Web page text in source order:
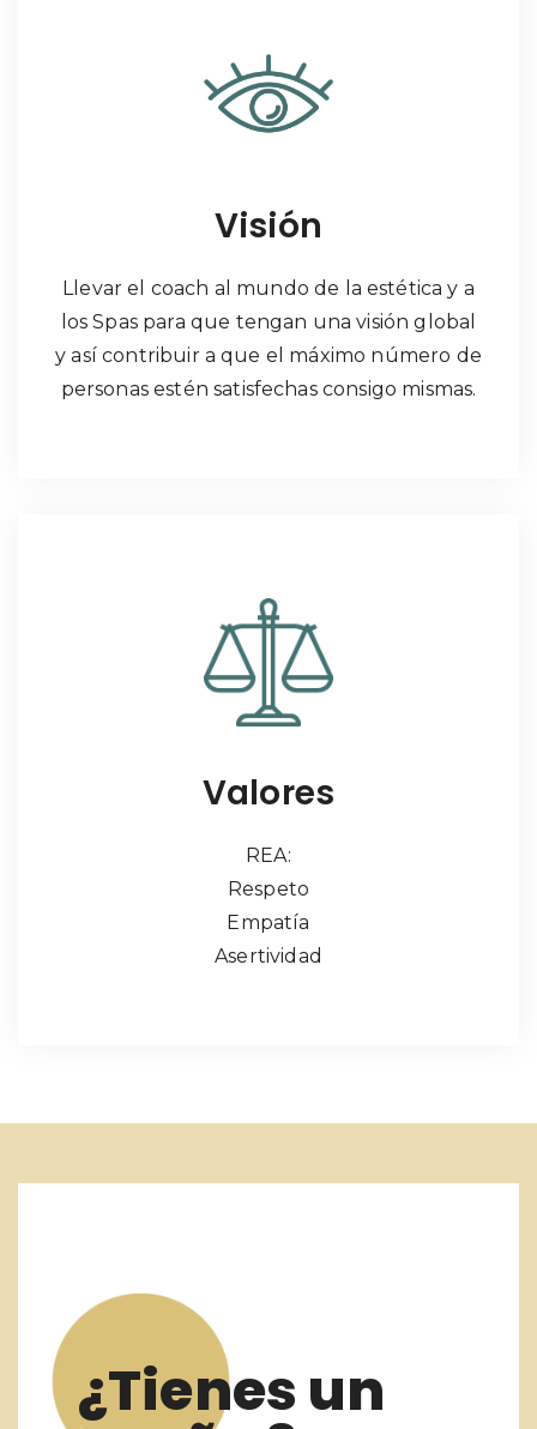
Visión
Llevar el coach al mundo de la estética y a
los Spas para que tengan una visión global
y así contribuir a que el máximo número de
personas estén satisfechas consigo mismas.
Valores
REA:
Respeto
Empatía
Asertividad
¿Tienes un